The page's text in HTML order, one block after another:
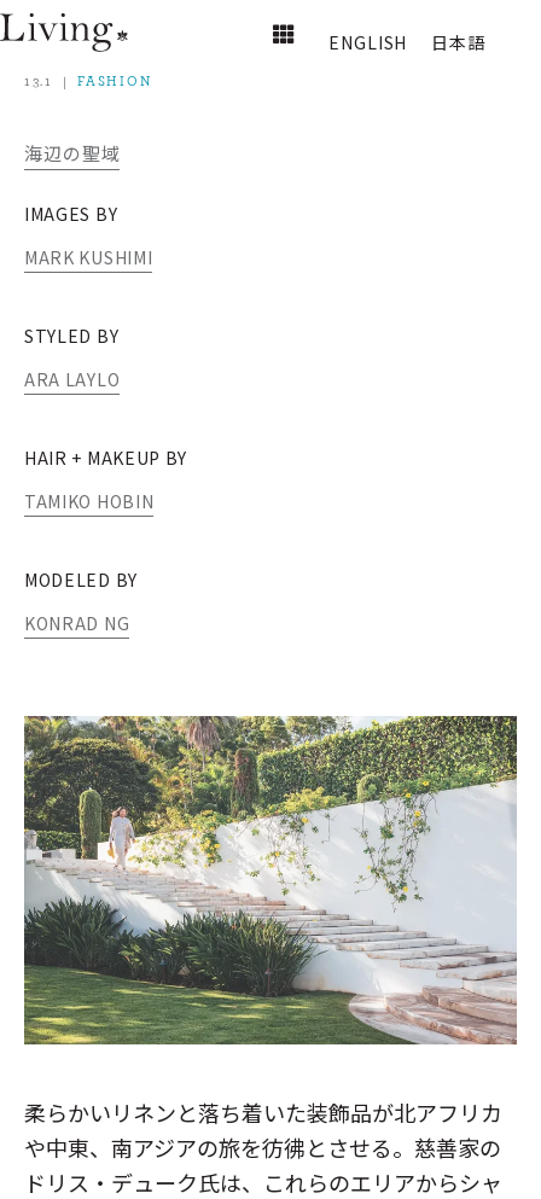
ENGLISH 日本語
13.1 FASHION
海辺の聖域
IMAGES BY
MARK KUSHIMI
STYLED BY
ARA LAYLO
HAIR + MAKEUP BY
TAMIKO HOBIN
MODELED BY
KONRAD NG
柔らかいリネンと落ち着いた装飾品が北アフリカ
や中東、南アジアの旅を彷彿とさせる。慈善家の
ドリス・デューク氏は、これらのエリアからシャ